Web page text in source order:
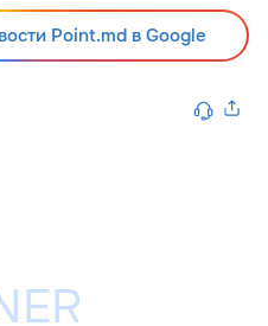
Point.md в Google